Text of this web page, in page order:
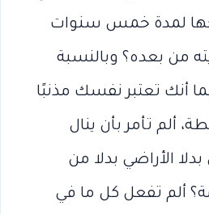
لمدة خمس سنوات
من بعده؟ وبالنسبة
أنك تعتبر نفسك مذنبًا
ألم تأمر بأن ينال
الأراضي بدلا من
ألم تفعل كل ما في